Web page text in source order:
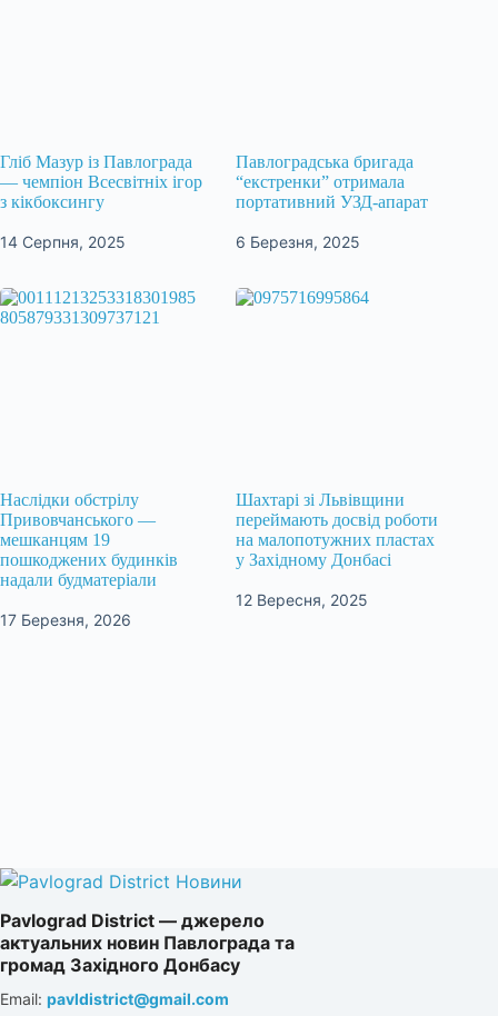
Гліб Мазур із Павлограда
— чемпіон Всесвітніх ігор
з кікбоксингу
14 Серпня, 2025
Павлоградська бригада
“екстренки” отримала
портативний УЗД-апарат
6 Березня, 2025
Наслідки обстрілу
Привовчанського —
мешканцям 19
пошкоджених будинків
надали будматеріали
17 Березня, 2026
Шахтарі зі Львівщини
переймають досвід роботи
на малопотужних пластах
у Західному Донбасі
12 Вересня, 2025
Pavlograd District — джерело
актуальних новин Павлограда та
громад Західного Донбасу
Email: pavldistrict@gmail.com